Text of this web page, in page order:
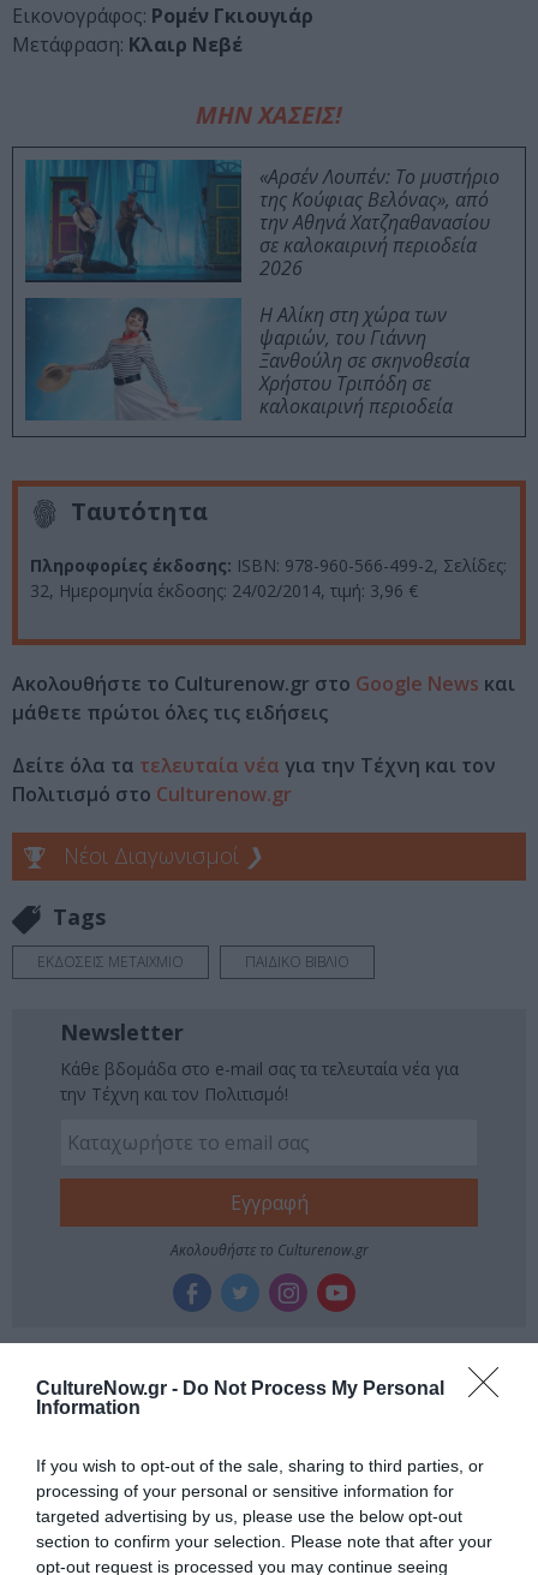
CultureNow.gr - Do Not Process My Personal
Information
If you wish to opt-out of the sale, sharing to third parties, or
processing of your personal or sensitive information for
targeted advertising by us, please use the below opt-out
section to confirm your selection. Please note that after your
opt-out request is processed you may continue seeing
Εικονογράφος: Ρομέν Γκιουγιάρ
Μετάφραση: Κλαιρ Νεβέ
ΜΗΝ ΧΑΣΕΙΣ!
«Αρσέν Λουπέν: Το μυστήριο
της Κούφιας Βελόνας», από
την Αθηνά Χατζηαθανασίου
σε καλοκαιρινή περιοδεία
2026
Η Αλίκη στη χώρα των
ψαριών, του Γιάννη
Ξανθούλη σε σκηνοθεσία
Χρήστου Τριπόδη σε
καλοκαιρινή περιοδεία
Ταυτότητα
Πληροφορίες έκδοσης: ISBN: 978-960-566-499-2, Σελίδες:
32, Ημερομηνία έκδοσης: 24/02/2014, τιμή: 3,96 €
Ακολουθήστε το Culturenow.gr στο Google News και
μάθετε πρώτοι όλες τις ειδήσεις
Δείτε όλα τα τελευταία νέα για την Τέχνη και τον
Πολιτισμό στο Culturenow.gr
Νέοι Διαγωνισμοί ❯
Tags
ΕΚΔΟΣΕΙΣ ΜΕΤΑΙΧΜΙΟ ΠΑΙΔΙΚΟ ΒΙΒΛΙΟ
Newsletter
Κάθε βδομάδα στο e-mail σας τα τελευταία νέα για
την Τέχνη και τον Πολιτισμό!
Ακολουθήστε το Culturenow.gr
Σχετικά Άρθρα